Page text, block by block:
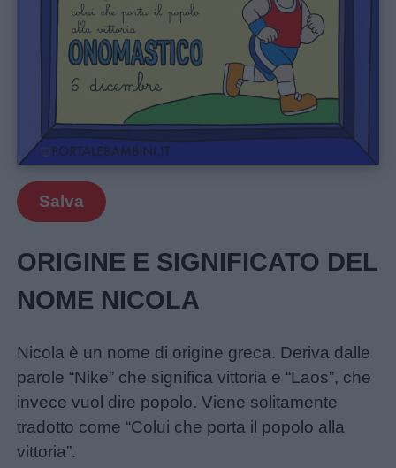
Menu
didattiche
da
colorare
Salva
ORIGINE E SIGNIFICATO DEL
NOME NICOLA
Nicola è un nome di origine greca. Deriva dalle
parole “Nike” che significa vittoria e “Laos”, che
invece vuol dire popolo. Viene solitamente
tradotto come “Colui che porta il popolo alla
vittoria”.